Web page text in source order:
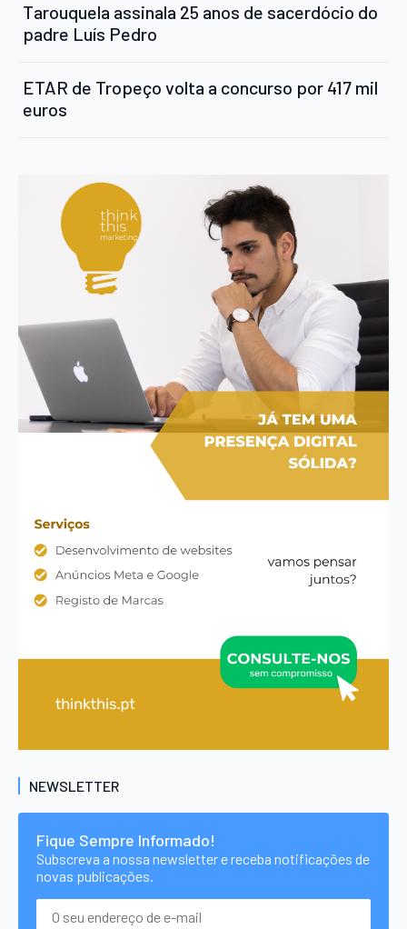
Tarouquela assinala 25 anos de sacerdócio do
padre Luís Pedro
ETAR de Tropeço volta a concurso por 417 mil
euros
NEWSLETTER
Fique Sempre Informado!
Subscreva a nossa newsletter e receba notificações de
novas publicações.